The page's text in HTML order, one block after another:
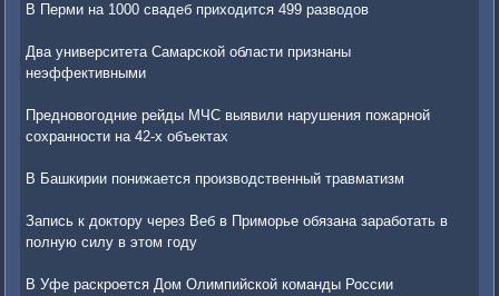
В Перми на 1000 свадеб приходится 499 разводов
Два университета Самарской области признаны
неэффективными
Предновогодние рейды МЧС выявили нарушения пожарной
сохранности на 42-х объектах
В Башкирии понижается производственный травматизм
Запись к доктору через Веб в Приморье обязана заработать в
полную силу в этом году
В Уфе раскроется Дом Олимпийской команды России